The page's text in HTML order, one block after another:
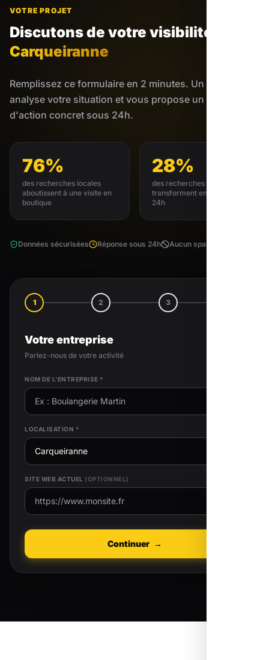
VOTRE PROJET
Discutons de votre visibilité
Carqueiranne
Remplissez ce formulaire en 2 minutes. Un expert
analyse votre situation et vous propose un plan
d'action concret sous 24h.
76%
des recherches locales
aboutissent à une visite en
boutique
28%
des recherches locales se
transforment en achat sous
24h
Données sécurisées Réponse sous 24h Aucun spam
1 2 3
Votre entreprise
Parlez-nous de votre activité
NOM DE L'ENTREPRISE *
LOCALISATION *
SITE WEB ACTUEL (OPTIONNEL)
Continuer →